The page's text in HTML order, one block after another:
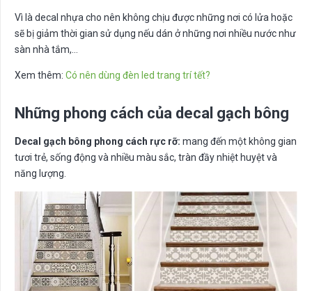
Vì là decal nhựa cho nên không chịu được những nơi có lửa hoặc
sẽ bị giảm thời gian sử dụng nếu dán ở những nơi nhiều nước như
sàn nhà tắm,…
Xem thêm: Có nên dùng đèn led trang trí tết?
Những phong cách của decal gạch bông
Decal gạch bông phong cách rực rỡ: mang đến một không gian
tươi trẻ, sống động và nhiều màu sắc, tràn đầy nhiệt huyệt và
năng lượng.